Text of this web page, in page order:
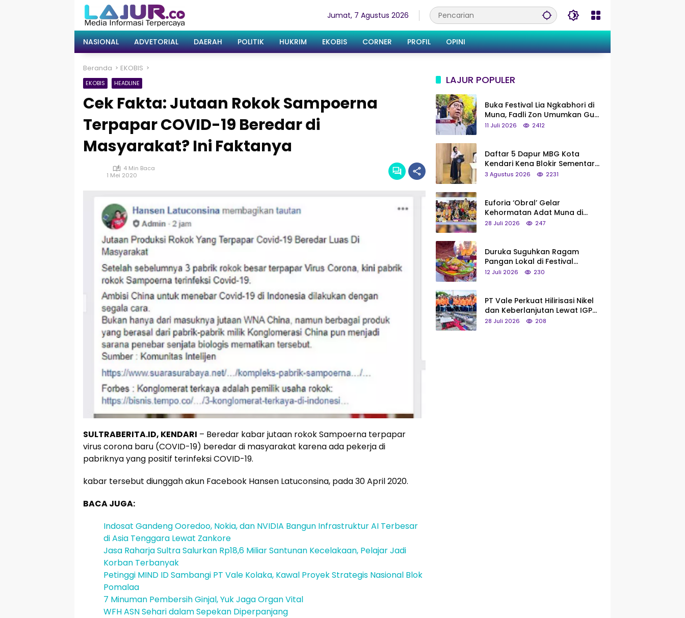
Jumat, 7 Agustus 2026
NASIONAL ADVETORIAL DAERAH POLITIK HUKRIM EKOBIS CORNER PROFIL OPINI
Beranda EKOBIS
EKOBIS HEADLINE
Cek Fakta: Jutaan Rokok Sampoerna
Terpapar COVID-19 Beredar di
Masyarakat? Ini Faktanya
4 Min Baca
1 Mei 2020
SULTRABERITA.ID, KENDARI – Beredar kabar jutaan rokok Sampoerna terpapar
virus corona baru (COVID-19) beredar di masyarakat karena ada pekerja di
pabriknya yang positif terinfeksi COVID-19.
kabar tersebut diunggah akun Facebook Hansen Latuconsina, pada 30 April 2020.
BACA JUGA:
Indosat Gandeng Ooredoo, Nokia, dan NVIDIA Bangun Infrastruktur AI Terbesar
di Asia Tenggara Lewat Zankore
Jasa Raharja Sultra Salurkan Rp18,6 Miliar Santunan Kecelakaan, Pelajar Jadi
Korban Terbanyak
Petinggi MIND ID Sambangi PT Vale Kolaka, Kawal Proyek Strategis Nasional Blok
Pomalaa
7 Minuman Pembersih Ginjal, Yuk Jaga Organ Vital
WFH ASN Sehari dalam Sepekan Diperpanjang
LAJUR POPULER
Buka Festival Lia Ngkabhori di
Muna, Fadli Zon Umumkan Gua
Metanduno Segera Naik Status
11 Juli 2026 2412
Daftar 5 Dapur MBG Kota
Kendari Kena Blokir Sementara
dari Pusat
3 Agustus 2026 2231
Euforia ‘Obral’ Gelar
Kehormatan Adat Muna di
Silaturahmi KKMM, Ridwan Bae:
28 Juli 2026 247
Duruka Suguhkan Ragam
Pangan Lokal di Festival
Liangkobhori, Dari Umbi Rebus
12 Juli 2026 230
PT Vale Perkuat Hilirisasi Nikel
dan Keberlanjutan Lewat IGP
Morowali
28 Juli 2026 208